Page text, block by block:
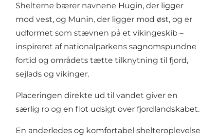
Shelterne bærer navnene Hugin, der ligger
mod vest, og Munin, der ligger mod øst, og er
udformet som stævnen på et vikingeskib –
inspireret af nationalparkens sagnomspundne
fortid og områdets tætte tilknytning til fjord,
sejlads og vikinger.
Placeringen direkte ud til vandet giver en
særlig ro og en flot udsigt over fjordlandskabet.
En anderledes og komfortabel shelteroplevelse